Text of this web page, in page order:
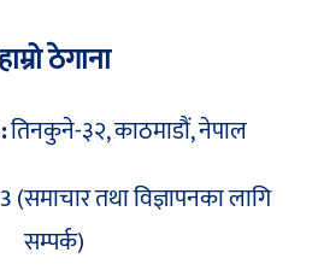
ठेगाना
:तिनकुने-३२, काठमाडौं, नेपाल
तथा विज्ञापनका लागि
सम्पर्क)